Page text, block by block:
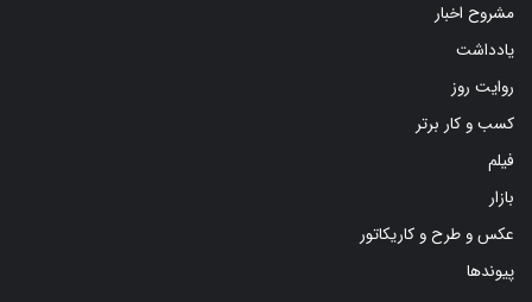
مشروح اخبار
یادداشت
روایت روز
کسب و کار برتر
فیلم
بازار
عکس و طرح و کاریکاتور
پیوندها